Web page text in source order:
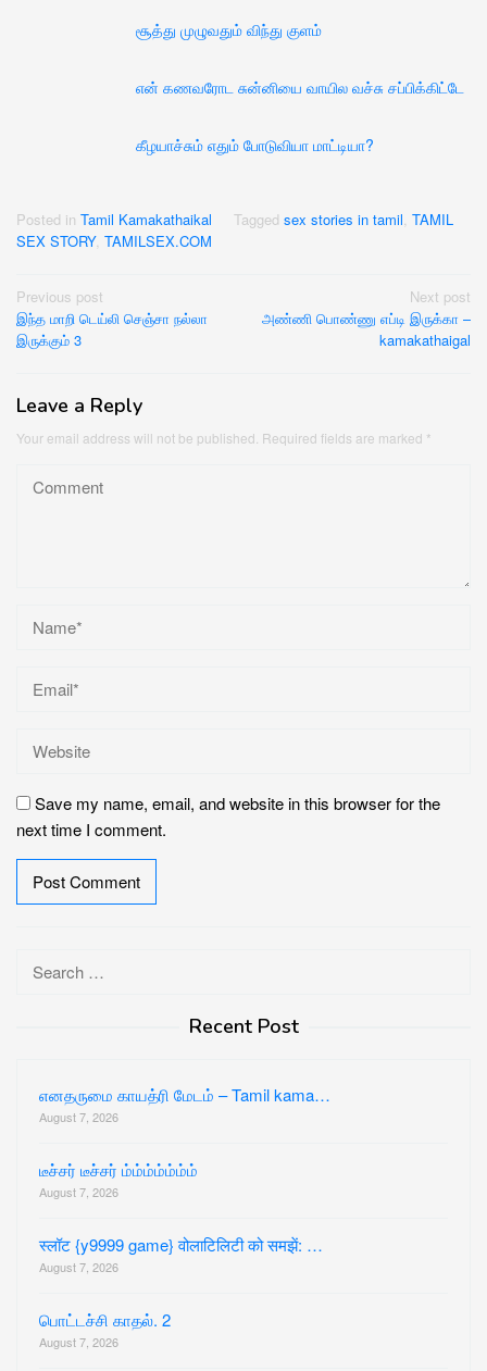
சூத்து முழுவதும் விந்து குளம்
என் கணவரோட சுன்னியை வாயில வச்சு சப்பிக்கிட்டே
கீழயாச்சும் எதும் போடுவியா மாட்டியா?
Posted in Tamil Kamakathaikal Tagged sex stories in tamil, TAMIL
SEX STORY, TAMILSEX.COM
Post
navigation
Previous post
இந்த மாறி டெய்லி செஞ்சா நல்லா
இருக்கும் 3
Next post
அண்ணி பொண்ணு எப்டி இருக்கா –
kamakathaigal
Leave a Reply
Your email address will not be published. Required fields are marked *
Save my name, email, and website in this browser for the
next time I comment.
for:
Recent Post
எனதருமை காயத்ரி மேடம் – Tamil kama…
August 7, 2026
டீச்சர் டீச்சர் ம்ம்ம்ம்ம்ம்ம்
August 7, 2026
स्लॉट {y9999 game} वोलाटिलिटी को समझें: …
August 7, 2026
பொட்டச்சி காதல். 2
August 7, 2026